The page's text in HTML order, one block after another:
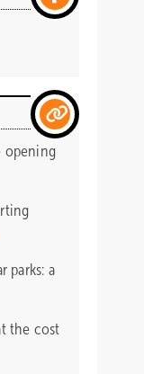
opening
parks: a
the cost